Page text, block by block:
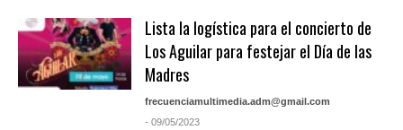
Lista la logística para el concierto de
Los Aguilar para festejar el Día de las
Madres
frecuenciamultimedia.adm@gmail.com
- 09/05/2023